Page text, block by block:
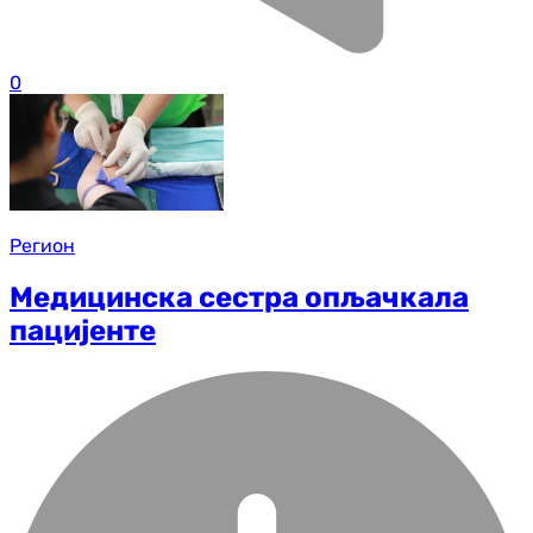
0
Регион
Медицинска сестра опљачкала
пацијенте